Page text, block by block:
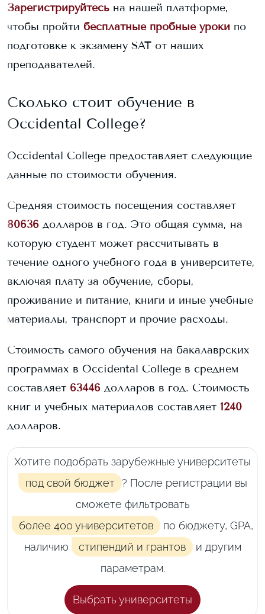
Зарегистрируйтесь на нашей платформе,
чтобы пройти бесплатные пробные уроки по
подготовке к экзамену SAT от наших
преподавателей.
Сколько стоит обучение в
Occidental College?
Occidental College предоставляет следующие
данные по стоимости обучения.
Средняя стоимость посещения составляет
80636 долларов в год. Это общая сумма, на
которую студент может рассчитывать в
течение одного учебного года в университете,
включая плату за обучение, сборы,
проживание и питание, книги и иные учебные
материалы, транспорт и прочие расходы.
Стоимость самого обучения на бакалаврских
программах в Occidental College в среднем
составляет 63446 долларов в год. Стоимость
книг и учебных материалов составляет 1240
долларов.
Хотите подобрать зарубежные университеты
под свой бюджет ? После регистрации вы
сможете фильтровать
более 400 университетов
по бюджету, GPA,
наличию
стипендий и грантов и другим
параметрам.
Выбрать университеты